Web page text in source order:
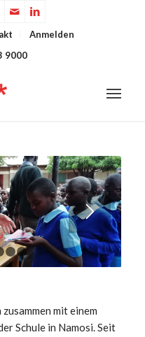
Anmelden
9000
1 3 4 5 6 7
mit einem
Schule in Namosi. Seit